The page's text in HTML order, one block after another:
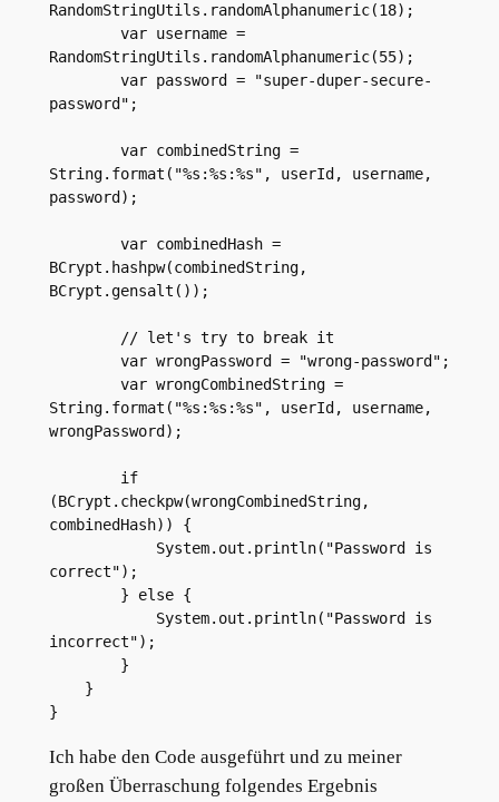
RandomStringUtils.randomAlphanumeric(18);
RandomStringUtils.randomAlphanumeric(55);
password";
String.format("%s:%s:%s", userId, username,
password);
BCrypt.hashpw(combinedString,
BCrypt.gensalt());
        // let's try to break it
        var wrongPassword = "wrong-password";
String.format("%s:%s:%s", userId, username,
wrongPassword);
(BCrypt.checkpw(wrongCombinedString,
combinedHash)) {
correct");
        } else {
incorrect");
        }
    }
}
Ich habe den Code ausgeführt und zu meiner
großen Überraschung folgendes Ergebnis